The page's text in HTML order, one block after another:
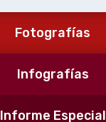
Fotografías
Infografías
Informe Especial